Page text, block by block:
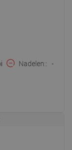
Nadelen: -